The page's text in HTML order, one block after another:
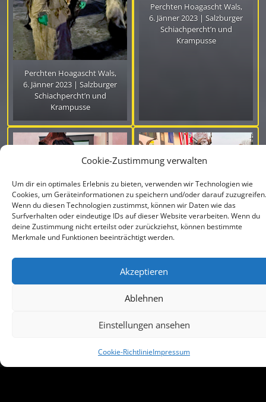
Cookie-Zustimmung verwalten
Um dir ein optimales Erlebnis zu bieten, verwenden wir Technologien wie
Cookies, um Geräteinformationen zu speichern und/oder darauf zuzugreifen.
Wenn du diesen Technologien zustimmst, können wir Daten wie das
Surfverhalten oder eindeutige IDs auf dieser Website verarbeiten. Wenn du
deine Zustimmung nicht erteilst oder zurückziehst, können bestimmte
Merkmale und Funktionen beeinträchtigt werden.
Akzeptieren
Ablehnen
Einstellungen ansehen
Cookie-RichtlinieImpressum
Perchten Hoagascht Wals,
6. Jänner 2023 | Salzburger
Schiachpercht’n und
Krampusse
Perchten Hoagascht Wals,
6. Jänner 2023 | Salzburger
Schiachpercht’n und
Krampusse
Perchten Hoagascht Wals,
6. Jänner 2023 | Salzburger
Perchten Hoagascht Wals,
6. Jänner 2023 | Salzburger
© 2018 - 2026 | Salzburger Schiachpercht'n und Krampusse